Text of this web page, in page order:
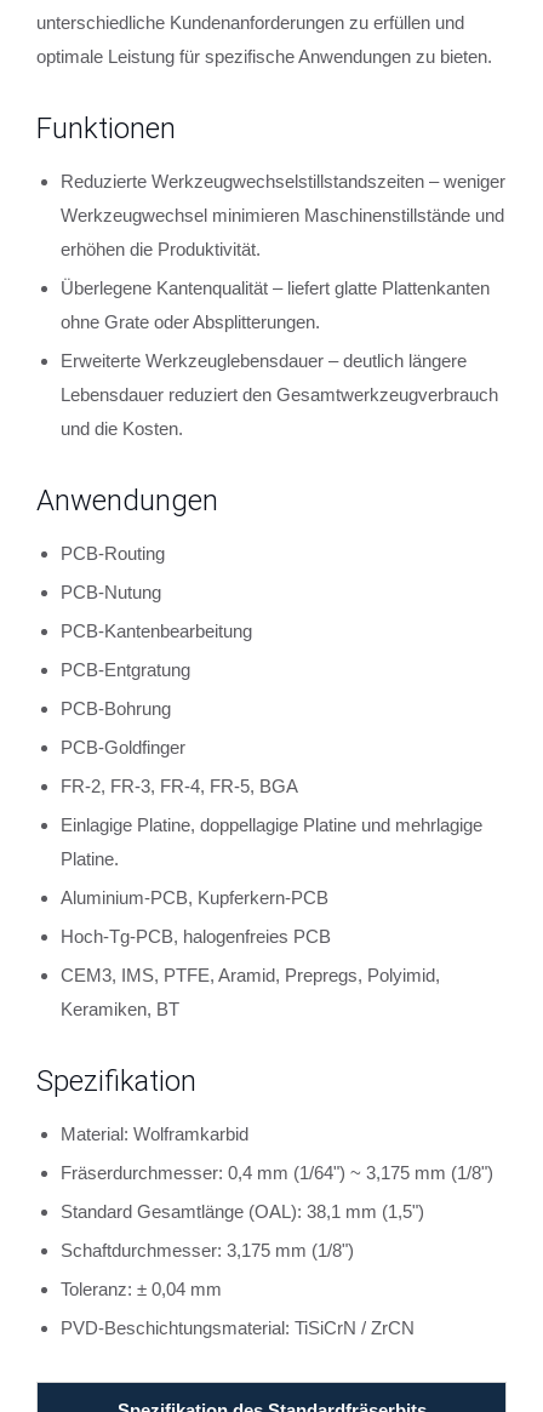
unterschiedliche Kundenanforderungen zu erfüllen und
optimale Leistung für spezifische Anwendungen zu bieten.
Funktionen
Reduzierte Werkzeugwechselstillstandszeiten – weniger
Werkzeugwechsel minimieren Maschinenstillstände und
erhöhen die Produktivität.
Überlegene Kantenqualität – liefert glatte Plattenkanten
ohne Grate oder Absplitterungen.
Erweiterte Werkzeuglebensdauer – deutlich längere
Lebensdauer reduziert den Gesamtwerkzeugverbrauch
und die Kosten.
Anwendungen
PCB-Routing
PCB-Nutung
PCB-Kantenbearbeitung
PCB-Entgratung
PCB-Bohrung
PCB-Goldfinger
FR-2, FR-3, FR-4, FR-5, BGA
Einlagige Platine, doppellagige Platine und mehrlagige
Platine.
Aluminium-PCB, Kupferkern-PCB
Hoch-Tg-PCB, halogenfreies PCB
CEM3, IMS, PTFE, Aramid, Prepregs, Polyimid,
Keramiken, BT
Spezifikation
Material: Wolframkarbid
Fräserdurchmesser: 0,4 mm (1/64") ~ 3,175 mm (1/8")
Standard Gesamtlänge (OAL): 38,1 mm (1,5")
Schaftdurchmesser: 3,175 mm (1/8")
Toleranz: ± 0,04 mm
PVD-Beschichtungsmaterial: TiSiCrN / ZrCN